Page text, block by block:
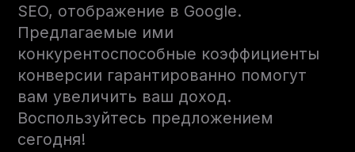
SEO, отображение в Google.
Предлагаемые ими
конкурентоспособные коэффициенты
конверсии гарантированно помогут
вам увеличить ваш доход.
Воспользуйтесь предложением
сегодня!